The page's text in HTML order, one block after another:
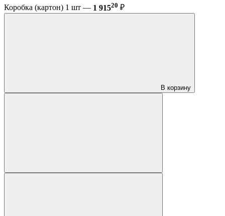
Коробка (картон) 1 шт — 1 91520 ₽
В корзину